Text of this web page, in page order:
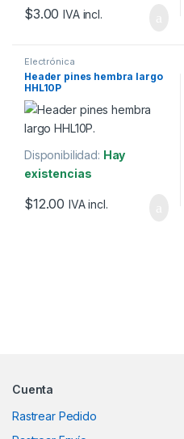
$3.00 IVA incl.
Electrónica
Header pines hembra largo
HHL10P
Disponibilidad: Hay
existencias
$12.00 IVA incl.
Cuenta
Rastrear Pedido